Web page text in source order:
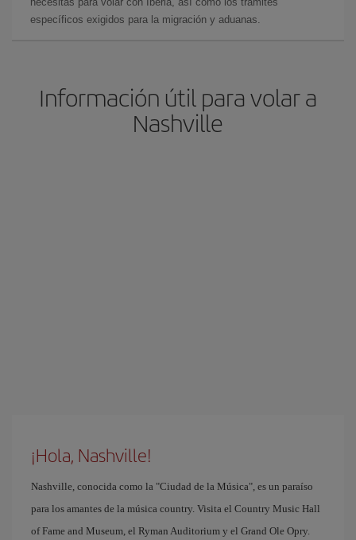
específicos exigidos para la migración y aduanas.
Información útil para volar a
Nashville
¡Hola, Nashville!
Nashville, conocida como la "Ciudad de la Música", es un paraíso
para los amantes de la música country. Visita el Country Music Hall
of Fame and Museum, el Ryman Auditorium y el Grand Ole Opry.